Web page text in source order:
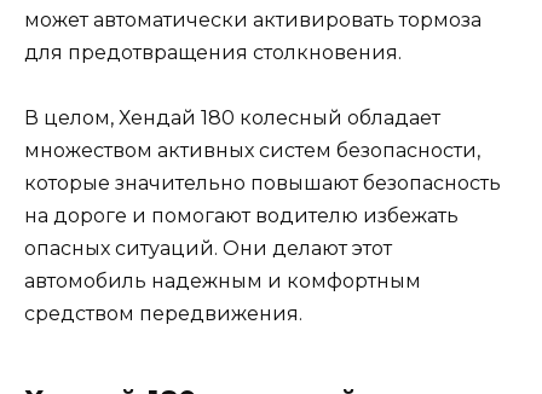
может автоматически активировать тормоза
для предотвращения столкновения.
В целом, Хендай 180 колесный обладает
множеством активных систем безопасности,
которые значительно повышают безопасность
на дороге и помогают водителю избежать
опасных ситуаций. Они делают этот
автомобиль надежным и комфортным
средством передвижения.